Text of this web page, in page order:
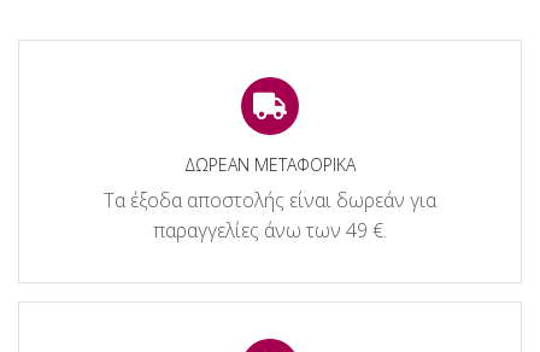
-
ΔΩΡΕΑΝ ΜΕΤΑΦΟΡΙΚΑ
Τα έξοδα αποστολής είναι δωρεάν για
παραγγελίες άνω των 49 €.